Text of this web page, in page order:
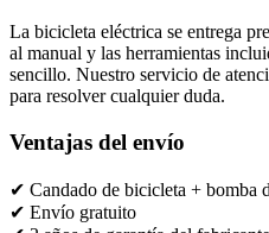
La bicicleta eléctrica se entrega
al manual y las herramientas
sencillo. Nuestro servicio de
para resolver cualquier duda.
Ventajas del envío
✔ Candado de bicicleta + bomba
✔ Envío gratuito